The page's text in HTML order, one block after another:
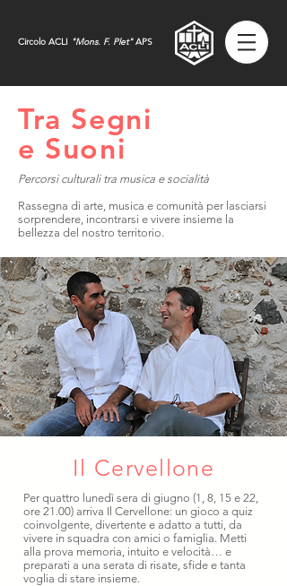
Circolo ACLI "Mons. F. Plet"APS
Tra Segni
e Suoni
Percorsi culturali tra musica e socialità
Rassegna di arte, musica e comunità per lasciarsi
sorprendere, incontrarsi e vivere insieme la
bellezza del nostro territorio.
Il Cervellone
Per quattro lunedì sera di giugno (1, 8, 15 e 22,
ore 21.00) arriva Il Cervellone: un gioco a quiz
coinvolgente, divertente e adatto a tutti, da
vivere in squadra con amici o famiglia. Metti
alla prova memoria, intuito e velocità… e
preparati a una serata di risate, sfide e tanta
voglia di stare insieme.